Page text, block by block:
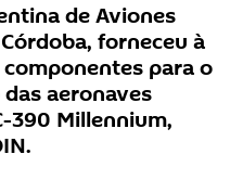
de Aviones
forneceu à
para o
aeronaves
390 Millennium,